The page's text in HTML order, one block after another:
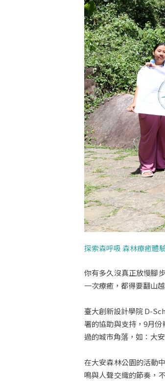
探索森呼吸 森林療癒體
你有多久沒真正放慢腳
一次療癒，都得要翻山
臺大創新設計學院 D-
署的協助與支持，9月
過的城市角落，如：大
在大安森林公園的活動
鳴與人聲交織的節奏，